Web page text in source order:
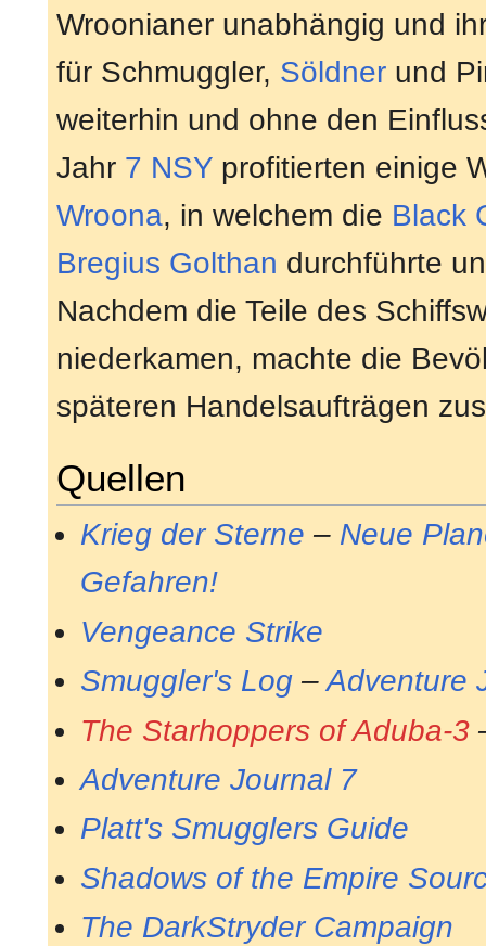
Wroonianer unabhängig und
für Schmuggler, Söldner und
weiterhin und ohne den
Jahr 7 NSY profitierten einige
Wroona, in welchem die Black
Bregius Golthan durchführte
Nachdem die Teile des
niederkamen, machte die
späteren Handelsaufträgen
Quellen
Krieg der Sterne – Neue
Gefahren!
Vengeance Strike
Smuggler's Log –Adventure
The Starhoppers of Aduba-3
Adventure Journal 7
Platt's Smugglers Guide
Shadows of the Empire
The DarkStryder Campaign